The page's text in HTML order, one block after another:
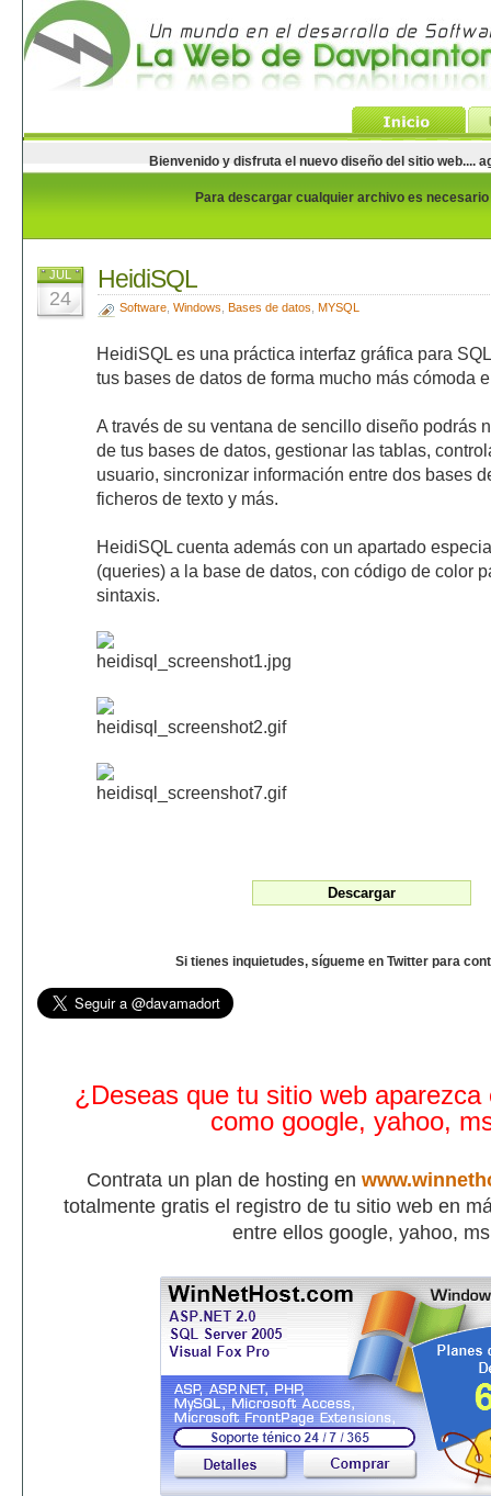
Bienvenido y disfruta el nuevo diseño del sitio web....
Para descargar cualquier archivo es
JUL
24
HeidiSQL
Software, Windows Bases de datos MYSQL
HeidiSQL es una práctica interfaz gráfica para
tus bases de datos de forma mucho más cómoda
A través de su ventana de sencillo diseño podrás
de tus bases de datos, gestionar las tablas,
usuario, sincronizar información entre dos bases
ficheros de texto y más.
HeidiSQL cuenta además con un apartado
(queries) a la base de datos, con código de color
sintaxis.
Si tienes inquietudes, sígueme en Twitter para
¿Deseas que tu sitio web aparezca
como google, yahoo,
Contrata un plan de hosting en
totalmente gratis el registro de tu sitio web en
entre ellos google, yahoo,